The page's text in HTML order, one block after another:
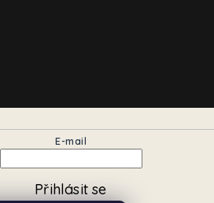
E-mail
Přihlásit se